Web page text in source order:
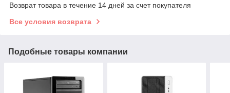
Возврат товара в течение 14 дней за счет покупателя
Все условия возврата
Подобные товары компании